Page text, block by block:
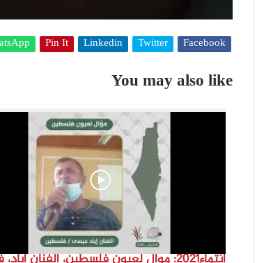
Facebook
Twitter
Linkedin
Pin It
You may also like